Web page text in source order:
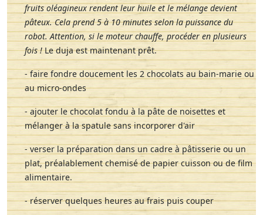
fruits oléagineux rendent leur huile et le mélange devient
pâteux. Cela prend 5 à 10 minutes selon la puissance du
robot. Attention, si le moteur chauffe, procéder en plusieurs
fois !Le duja est maintenant prêt.
- faire fondre doucement les 2 chocolats au bain-marie ou
au micro-ondes
- ajouter le chocolat fondu à la pâte de noisettes et
mélanger à la spatule sans incorporer d'air
- verser la préparation dans un cadre à pâtisserie ou un
plat, préalablement chemisé de papier cuisson ou de film
alimentaire.
- réserver quelques heures au frais puis couper